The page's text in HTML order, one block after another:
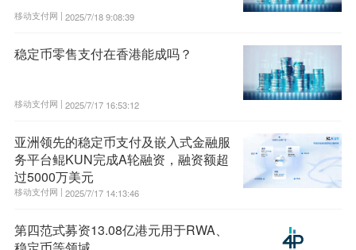
移动支付网 | 2025/7/18 9:08:39
稳定币零售支付在香港能成吗？
移动支付网 | 2025/7/17 16:53:12
亚洲领先的稳定币支付及嵌入式金融服
务平台鲲KUN完成A轮融资，融资额超
过5000万美元
移动支付网 | 2025/7/17 14:13:46
第四范式募资13.08亿港元用于RWA、